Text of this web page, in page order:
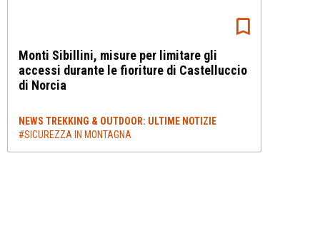
Monti Sibillini, misure per limitare gli
accessi durante le fioriture di Castelluccio
di Norcia
NEWS TREKKING & OUTDOOR: ULTIME NOTIZIE
#SICUREZZA IN MONTAGNA